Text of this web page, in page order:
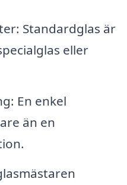
Standardglas är
eller
En enkel
än en